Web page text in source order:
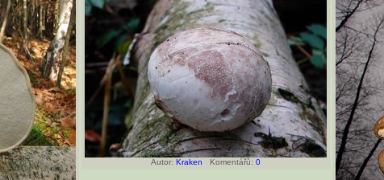
Autor: Kraken Komentářů: 0